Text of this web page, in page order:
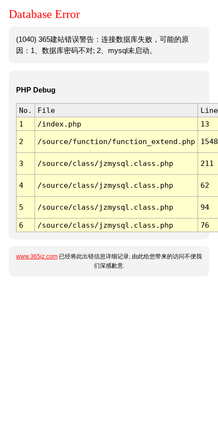
Database Error
(1040) 365建站错误警告：连接数据库失败，可能的原
因：1、数据库密码不对; 2、mysql未启动。
PHP Debug
No. File
Line
1
/index.php 13
2 /source/function/function_extend.php 1548
3 /source/class/jzmysql.class.php 211
4 /source/class/jzmysql.class.php 62
5 /source/class/jzmysql.class.php 94
6 /source/class/jzmysql.class.php 76
www.365jz.com 已经将此出错信息详细记录, 由此给您带来的访问不便我
们深感歉意.